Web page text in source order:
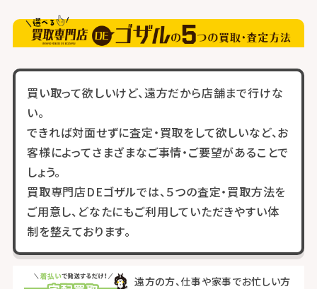
買い取って欲しいけど、遠方だから店舗まで行けな
い。
できれば対面せずに査定・買取をして欲しいなど、お
客様によってさまざまなご事情・ご要望があることで
しょう。
買取専門店DEゴザルでは、５つの査定・買取方法を
ご用意し、どなたにもご利用していただきやすい体
制を整えております。
遠方の方、仕事や家事でお忙しい方